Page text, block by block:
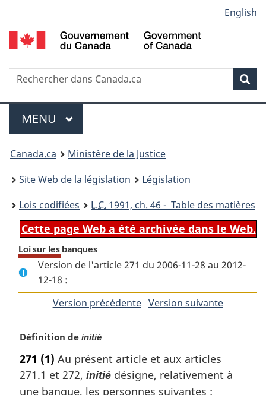
au
contenu
propos
de
la
HTML
simplifiée
selection
English
Recherche
Menu
MENU PRINCIPAL
You
are
here:
Canada.ca
Ministère de la Justice
Site Web de la législation
Législation
Lois codifiées
L.C. 1991, ch. 46 - Table des matières
Cette page Web a été archivée dans le Web.
Loi sur les banques
Version de l'article 271 du 2006-11-28 au 2012-
12-18 :
Version précédentedeVersion suivantede
Définition de initié
271 (1) Au présent article et aux articles
271.1 et 272, initié désigne, relativement à
une banque, les personnes suivantes :